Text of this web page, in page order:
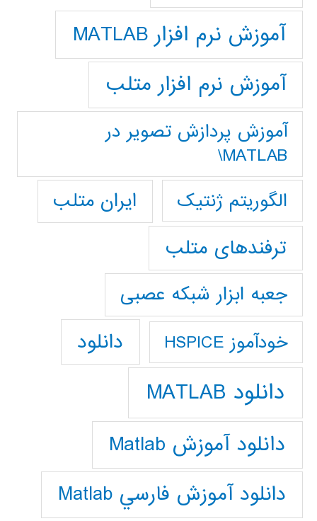
آموزش نرم افزار MATLAB
آموزش نرم افزار متلب
آموزش پردازش تصوير در
MATLAB\
الگوریتم ژنتیک
ایران متلب
ترفندهای متلب
جعبه ابزار شبکه عصبی
خودآموز HSPICE دانلود
دانلود MATLAB
دانلود آموزش Matlab
دانلود آموزش فارسي Matlab